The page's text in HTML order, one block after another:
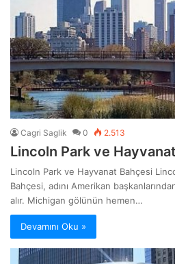
Cagri Saglik 0 2.513
Lincoln Park ve
Lincoln Park ve Hayvanat Bahçesi
Bahçesi, adını Amerikan
alır. Michigan gölünün hemen…
Devamını Oku »